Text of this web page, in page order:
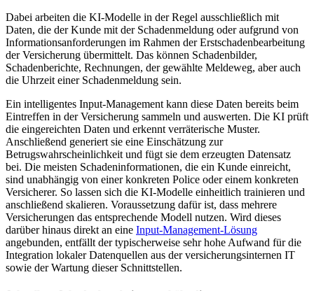
Dabei arbeiten die KI-Modelle in der Regel ausschließlich mit
Daten, die der Kunde mit der Schadenmeldung oder aufgrund von
Informationsanforderungen im Rahmen der Erstschadenbearbeitung
der Versicherung übermittelt. Das können Schadenbilder,
Schadenberichte, Rechnungen, der gewählte Meldeweg, aber auch
die Uhrzeit einer Schadenmeldung sein.
Ein intelligentes Input-Management kann diese Daten bereits beim
Eintreffen in der Versicherung sammeln und auswerten. Die KI prüft
die eingereichten Daten und erkennt verräterische Muster.
Anschließend generiert sie eine Einschätzung zur
Betrugswahrscheinlichkeit und fügt sie dem erzeugten Datensatz
bei. Die meisten Schadeninformationen, die ein Kunde einreicht,
sind unabhängig von einer konkreten Police oder einem konkreten
Versicherer. So lassen sich die KI-Modelle einheitlich trainieren und
anschließend skalieren. Voraussetzung dafür ist, dass mehrere
Versicherungen das entsprechende Modell nutzen. Wird dieses
darüber hinaus direkt an eine Input-Management-Lösung
angebunden, entfällt der typischerweise sehr hohe Aufwand für die
Integration lokaler Datenquellen aus der versicherungsinternen IT
sowie der Wartung dieser Schnittstellen.